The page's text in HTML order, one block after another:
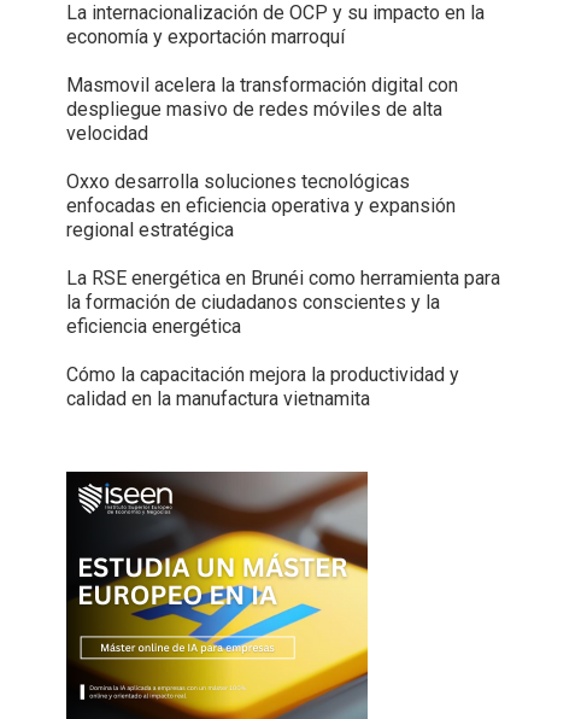
La internacionalización de OCP y su impacto en la
economía y exportación marroquí
Masmovil acelera la transformación digital con
despliegue masivo de redes móviles de alta
velocidad
Oxxo desarrolla soluciones tecnológicas
enfocadas en eficiencia operativa y expansión
regional estratégica
La RSE energética en Brunéi como herramienta para
la formación de ciudadanos conscientes y la
eficiencia energética
Cómo la capacitación mejora la productividad y
calidad en la manufactura vietnamita